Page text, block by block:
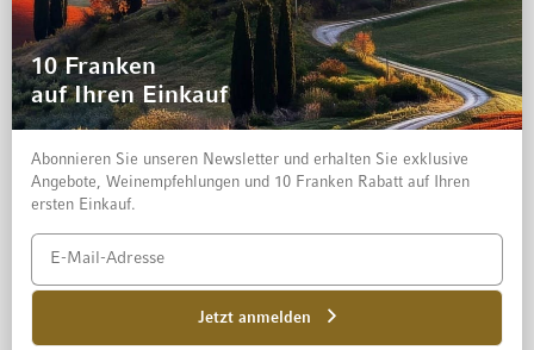
Datenschutz und Disclaimer
10 Franken
auf Ihren Einkauf
Abonnieren Sie unseren Newsletter und erhalten Sie exklusive
Angebote, Weinempfehlungen und 10 Franken Rabatt auf Ihren
ersten Einkauf.
Jetzt anmelden